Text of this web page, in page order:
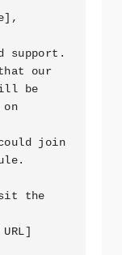
support.
our
be
join
the